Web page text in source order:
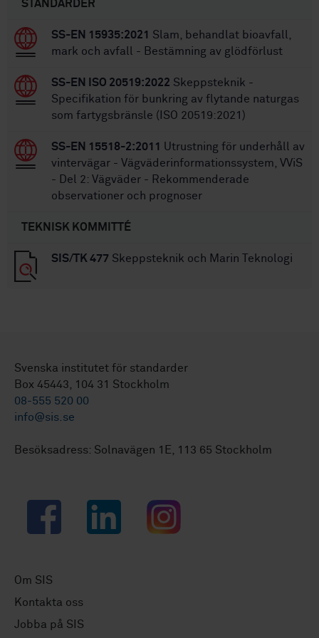
STANDARDER
SS-EN 15935:2021
Slam, behandlat bioavfall,
mark och avfall - Bestämning av glödförlust
SS-EN ISO 20519:2022 Skeppsteknik -
Specifikation för bunkring av flytande naturgas
som fartygsbränsle (ISO 20519:2021)
SS-EN 15518-2:2011
Utrustning för underhåll av
vintervägar - Vägväderinformationssystem, VViS
- Del 2: Vägväder - Rekommenderade
observationer och prognoser
TEKNISK KOMMITTÉ
SIS/TK 477 Skeppsteknik och Marin Teknologi
Svenska institutet för standarder
Box 45443, 104 31 Stockholm
08-555 520 00
info@sis.se
Besöksadress: Solnavägen 1E, 113 65 Stockholm
Facebook LinkedIn Instagram
Om SIS
Kontakta oss
Jobba på SIS